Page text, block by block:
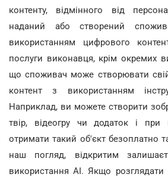
контенту, відмінного від
наданий або створений
використанням цифрового
послуги виконавця, крім окремих
що споживач може створювати
контент з використанням
Наприклад, ви можете створити
твір, відеогру чи додаток і
отримати такий об'єкт безоплатно
наш погляд, відкритим
використання АI. Якщо розглядати